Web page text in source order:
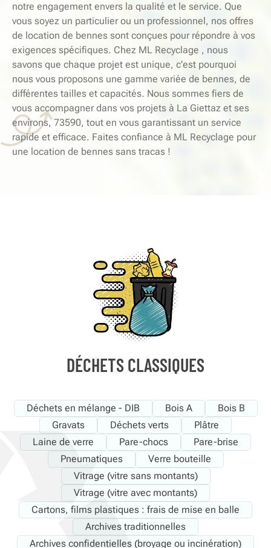
notre engagement envers la qualité et le service. Que
vous soyez un particulier ou un professionnel, nos offres
de location de bennes sont conçues pour répondre à vos
exigences spécifiques. Chez ML Recyclage , nous
savons que chaque projet est unique, c'est pourquoi
nous vous proposons une gamme variée de bennes, de
différentes tailles et capacités. Nous sommes fiers de
vous accompagner dans vos projets à La Giettaz et ses
environs, 73590, tout en vous garantissant un service
rapide et efficace. Faites confiance à ML Recyclage pour
une location de bennes sans tracas !
DÉCHETS CLASSIQUES
Déchets en mélange - DIB Bois A
Bois B
Gravats
Déchets verts
Plâtre
Laine de verre
Pare-chocs
Pare-brise
Pneumatiques
Verre bouteille
Vitrage (vitre sans montants)
Vitrage (vitre avec montants)
Cartons, films plastiques : frais de mise en balle
Archives traditionnelles
Archives confidentielles (broyage ou incinération)